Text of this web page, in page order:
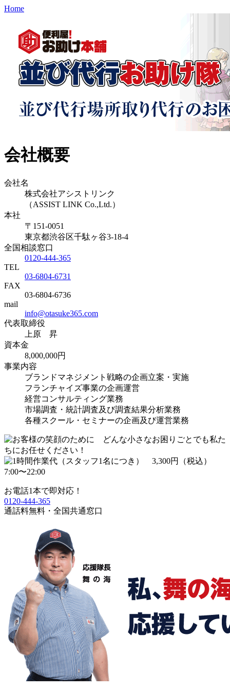
Home
会社概要
会社名
株式会社アシストリンク
（ASSIST LINK Co.,Ltd.）
本社
〒151-0051
東京都渋谷区千駄ヶ谷3-18-4
全国相談窓口
0120-444-365
TEL
03-6804-6731
FAX
03-6804-6736
mail
info@otasuke365.com
代表取締役
上原 昇
資本金
8,000,000円
事業内容
ブランドマネジメント戦略の企画立案・実施
フランチャイズ事業の企画運営
経営コンサルティング業務
市場調査・統計調査及び調査結果分析業務
各種スクール・セミナーの企画及び運営業務
お電話1本で即対応！
0120-444-365
通話料無料・全国共通窓口